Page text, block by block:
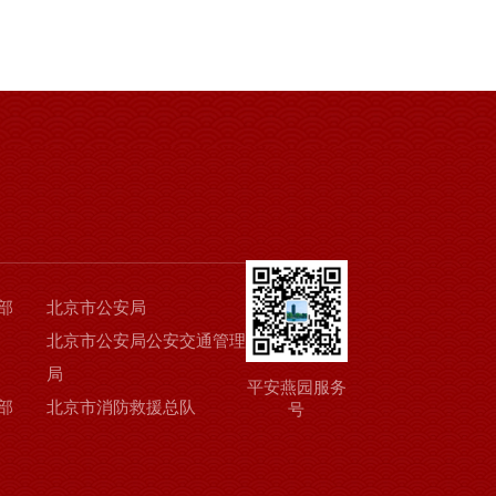
北京市公安局
北京市公安局公安交通管理
局
北京市消防救援总队
平安燕园服务
号